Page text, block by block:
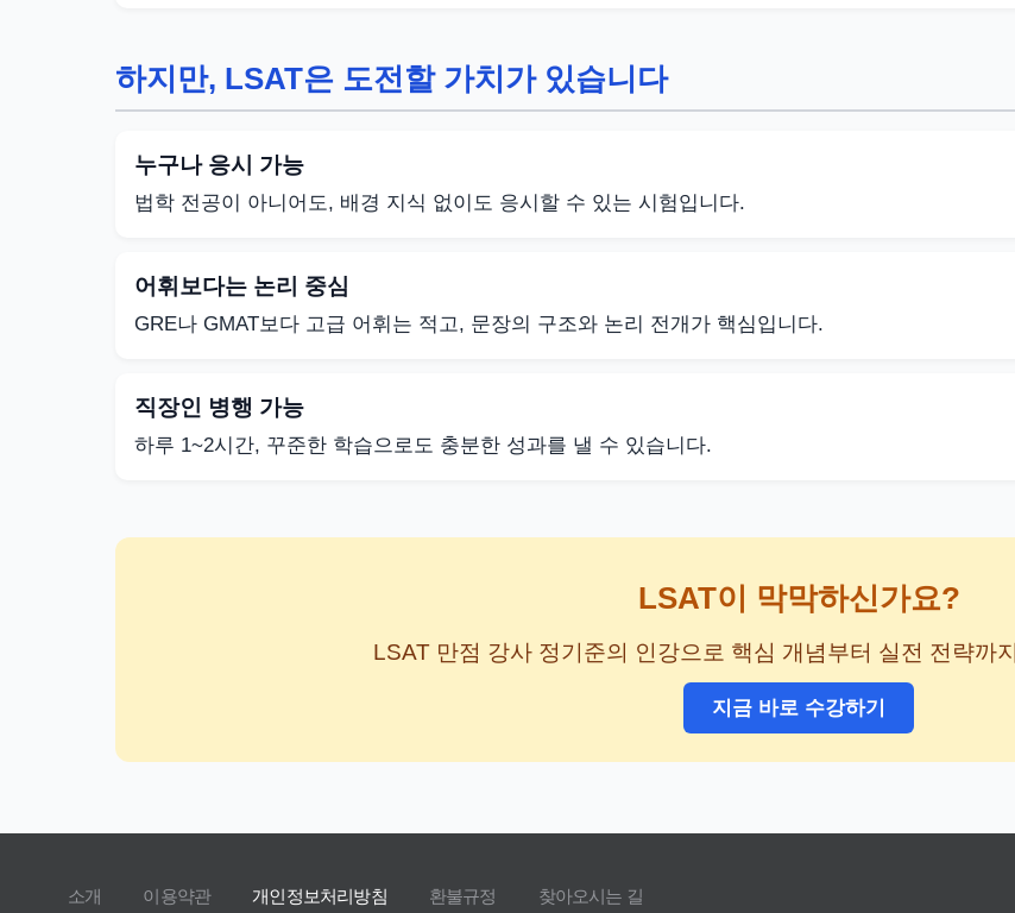
하지만, LSAT은 도전할 가치가 있습니다
누구나 응시 가능
법학 전공이 아니어도, 배경 지식 없이도 응시할 수 있는 시험입니다.
어휘보다는 논리 중심
GRE나 GMAT보다 고급 어휘는 적고, 문장의 구조와 논리 전개가 핵심입니다.
직장인 병행 가능
하루 1~2시간, 꾸준한 학습으로도 충분한 성과를 낼 수 있습니다.
LSAT이 막막하신가요?
LSAT 만점 강사 정기준의 인강으로 핵심 개념부터 실전 전략까
지금 바로 수강하기
소개 이용약관 개인정보처리방침 환불규정 찾아오시는 길